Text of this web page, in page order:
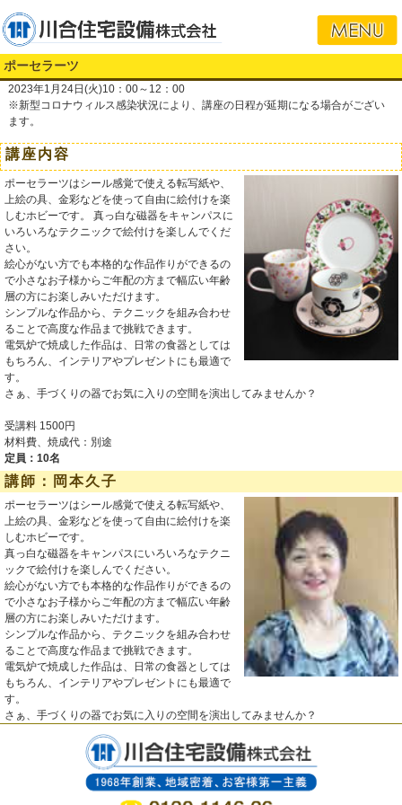
ポーセラーツ
2023年1月24日(火)10：00～12：00
※新型コロナウィルス感染状況により、講座の日程が延期になる場合がござい
ます。
講座内容
ポーセラーツはシール感覚で使える転写紙や、
上絵の具、金彩などを使って自由に絵付けを楽
しむホビーです。 真っ白な磁器をキャンパスに
いろいろなテクニックで絵付けを楽しんでくだ
さい。
絵心がない方でも本格的な作品作りができるの
で小さなお子様からご年配の方まで幅広い年齢
層の方にお楽しみいただけます。
シンプルな作品から、テクニックを組み合わせ
ることで高度な作品まで挑戦できます。
電気炉で焼成した作品は、日常の食器としては
もちろん、インテリアやプレゼントにも最適で
す。
さぁ、手づくりの器でお気に入りの空間を演出してみませんか？
受講料 1500円
材料費、焼成代：別途
定員：10名
講師：岡本久子
ポーセラーツはシール感覚で使える転写紙や、
上絵の具、金彩などを使って自由に絵付けを楽
しむホビーです。
真っ白な磁器をキャンパスにいろいろなテクニ
ックで絵付けを楽しんでください。
絵心がない方でも本格的な作品作りができるの
で小さなお子様からご年配の方まで幅広い年齢
層の方にお楽しみいただけます。
シンプルな作品から、テクニックを組み合わせ
ることで高度な作品まで挑戦できます。
電気炉で焼成した作品は、日常の食器としては
もちろん、インテリアやプレゼントにも最適で
す。
さぁ、手づくりの器でお気に入りの空間を演出してみませんか？